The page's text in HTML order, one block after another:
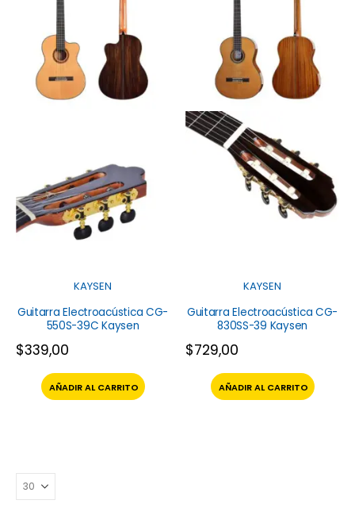
KAYSEN
Guitarra Electroacústica CG-
550S-39C Kaysen
$339,00
AÑADIR AL CARRITO
KAYSEN
Guitarra Electroacústica CG-
830SS-39 Kaysen
$729,00
AÑADIR AL CARRITO